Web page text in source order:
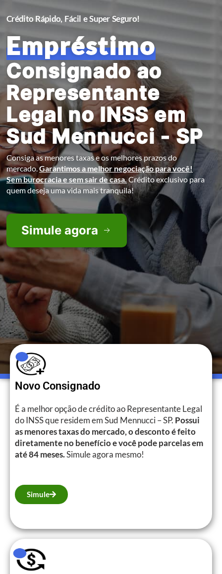
Crédito Rápido, Fácil e Super Seguro!
Empréstimo
Consignado ao
Representante
Legal no INSS em
Sud Mennucci - SP
Consiga as menores taxas e os melhores prazos do
mercado.Garantimos a melhor negociação para você!
Sem burocracia e sem sair de casa.Crédito exclusivo para
quem deseja uma vida mais tranquila!
Simule agora
Novo Consignado
É a melhor opção de crédito ao Representante Legal
do INSS que residem em Sud Mennucci – SP. Possui
as menores taxas do mercado, o desconto é feito
diretamente no benefício e você pode parcelas em
até 84 meses.Simule agora mesmo!
Simule